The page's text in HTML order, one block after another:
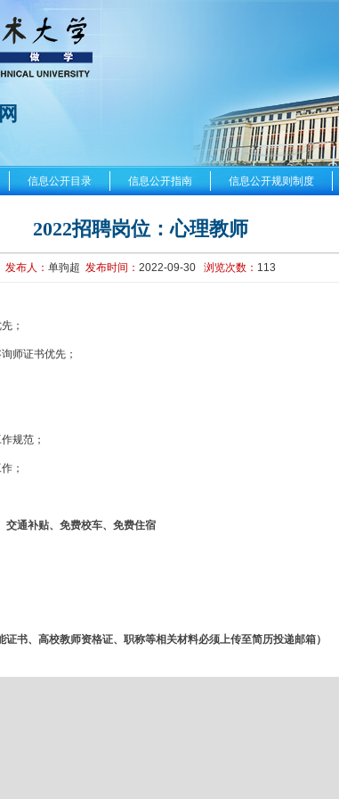
信息公开目录 信息公开指南 信息公开规则制度
2022招聘岗位：心理教师
发布人： 单驹超 发布时间： 2022-09-30 浏览次数： 113
；
师证书优先；
规范；
；
交通补贴、免费校车、免费住宿
证书、高校教师资格证、职称等相关材料必须上传至简历投递邮箱）